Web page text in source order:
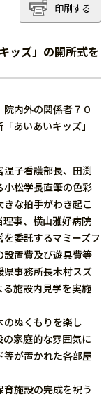
印刷する
ッズ」の開所式を
内外の関係者７０
あいあいキッズ」
子看護部長、田渕
松学長直筆の色彩
な拍手がわき起こ
事、横山雅好病院
委託するマミーズフ
設置費及び遊具費等
県事務所長木村スズ
施設内見学を実施
ぬくもりを楽し
家庭的な雰囲気に
が置かれた各部屋
施設の完成を祝う